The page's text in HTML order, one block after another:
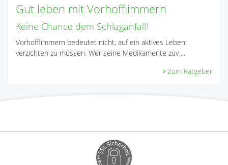
Gut leben mit Vorhofflimmern
Keine Chance dem Schlaganfall!
Vorhofflimmern bedeutet nicht, auf ein aktives Leben
verzichten zu müssen. Wer seine Medikamente zuv ...
Zum Ratgeber